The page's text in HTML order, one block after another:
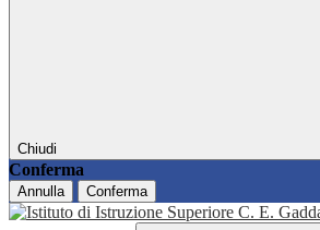
Chiudi
Conferma
Annulla Conferma